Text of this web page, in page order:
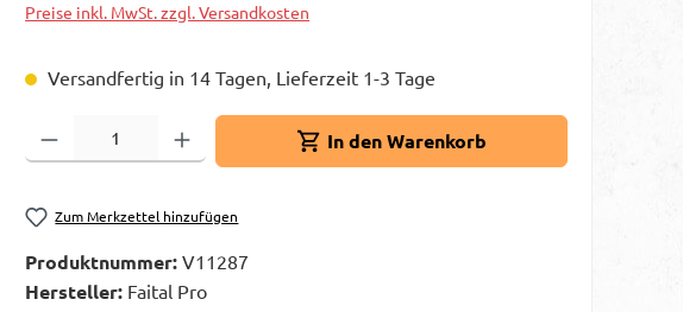
Preise inkl. MwSt. zzgl. Versandkosten
Versandfertig in 14 Tagen, Lieferzeit 1-3 Tage
Produkt Anzahl: Gib den gewünschten Wert ein oder benutze die Schaltflächen um die
In den Warenkorb
Zum Merkzettel hinzufügen
Produktnummer:V11287
Hersteller: Faital Pro